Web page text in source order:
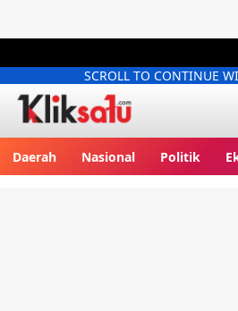
SCROLL TO CONTINUE
Daerah Nasional Politik